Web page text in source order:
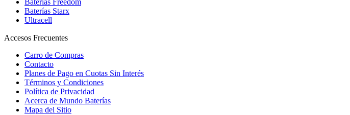
Baterías Freedom
Baterías Starx
Ultracell
Accesos Frecuentes
Carro de Compras
Contacto
Planes de Pago en Cuotas Sin Interés
Términos y Condiciones
Política de Privacidad
Acerca de Mundo Baterías
Mapa del Sitio